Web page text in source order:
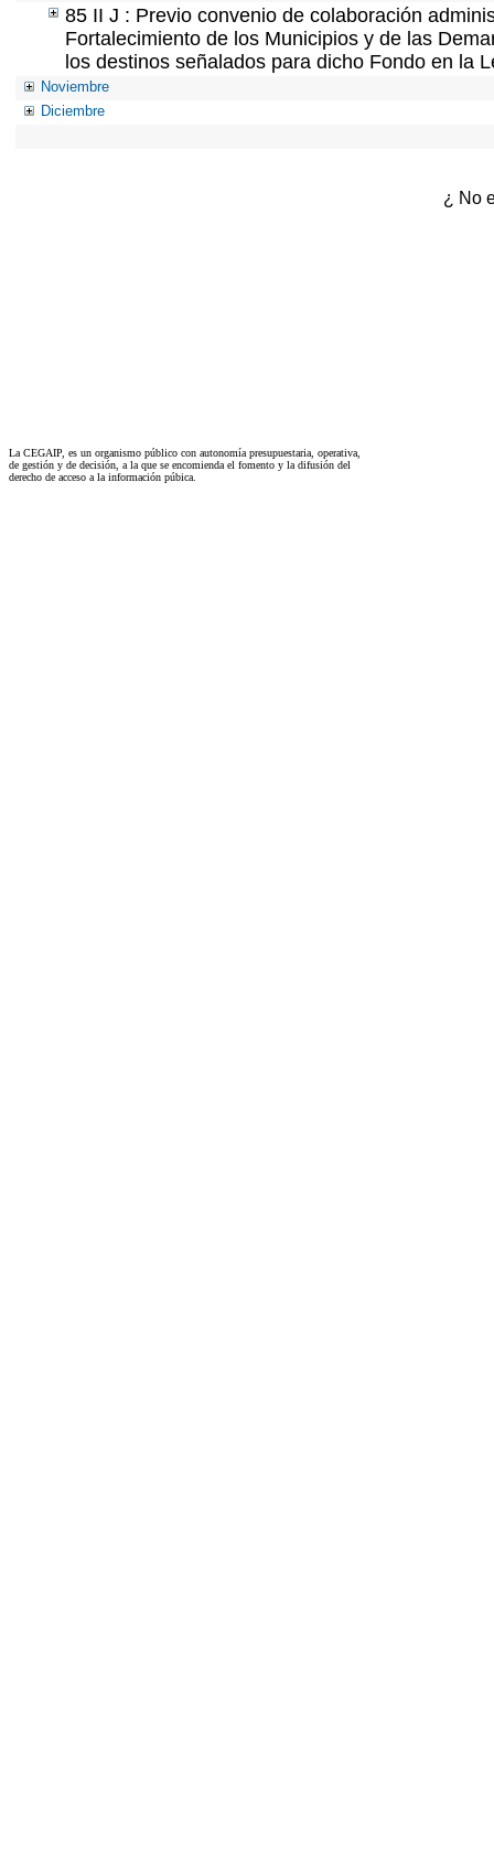
85 II J : Previo convenio de colaboración
Fortalecimiento de los Municipios y de las
los destinos señalados para dicho Fondo en la
Noviembre
Diciembre
¿ No
La CEGAIP, es un organismo público con autonomía presupuestaria, operativa,
de gestión y de decisión, a la que se encomienda el fomento y la difusión del
derecho de acceso a la información púbica.